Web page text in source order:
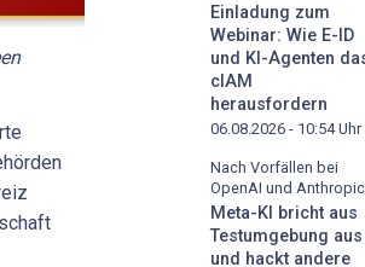
Einladung zum
Webinar: Wie E-ID
und KI-Agenten
cIAM
herausfordern
06.08.2026 - 10:54Uhr
Nach Vorfällen bei
OpenAI und Anthropic
Meta-KI bricht aus
Testumgebung aus
und hackt andere